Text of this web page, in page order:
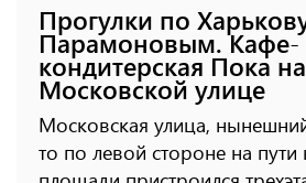
Прогулки по
Парамоновым. Кафе-
кондитерская Пока на
Московской улице
Московская улица,
то по левой стороне на